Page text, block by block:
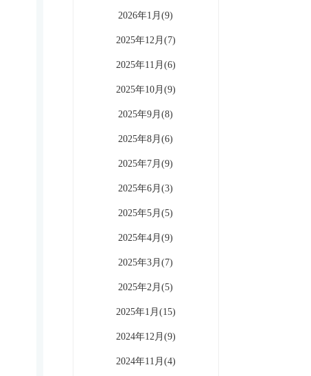
2026年1月(9)
2025年12月(7)
2025年11月(6)
2025年10月(9)
2025年9月(8)
2025年8月(6)
2025年7月(9)
2025年6月(3)
2025年5月(5)
2025年4月(9)
2025年3月(7)
2025年2月(5)
2025年1月(15)
2024年12月(9)
2024年11月(4)